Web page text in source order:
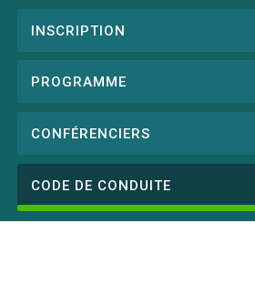
INSCRIPTION
PROGRAMME
CONFÉRENCIERS
CODE DE CONDUITE